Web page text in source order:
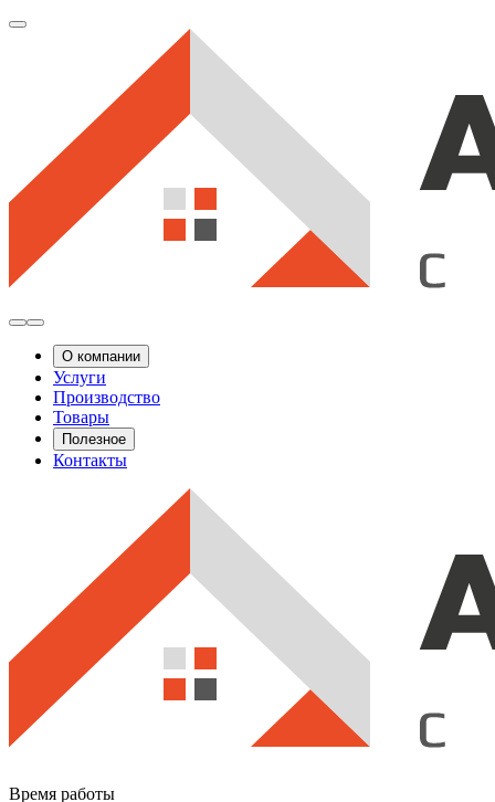
О компании
Услуги
Производство
Товары
Полезное
Контакты
Время работы